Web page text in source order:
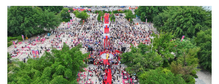
视频快刷 视频点播 阿文工作室 文山新闻
壮语节目 苗语节目 瑶语节目